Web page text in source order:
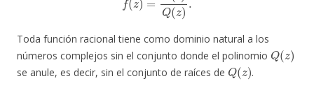
Toda función racional tiene como dominio natural a los
números complejos sin el conjunto donde el polinomio
Q (z )
se anule, es decir, sin el conjunto de raíces de
Q(z)
.